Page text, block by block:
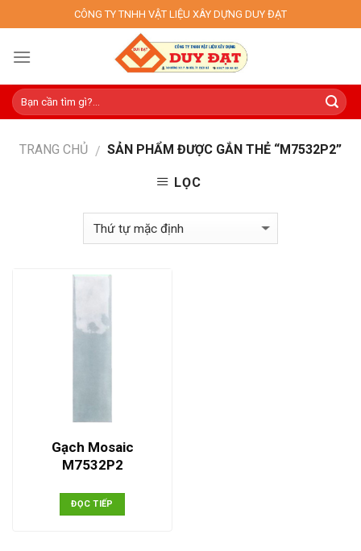
to
content
CÔNG TY TNHH VẬT LIỆU XÂY DỰNG DUY ĐẠT
TRANG CHỦ / SẢN PHẨM ĐƯỢC GẮN THẺ “M7532P2”
LỌC
Gạch Mosaic
M7532P2
ĐỌC TIẾP